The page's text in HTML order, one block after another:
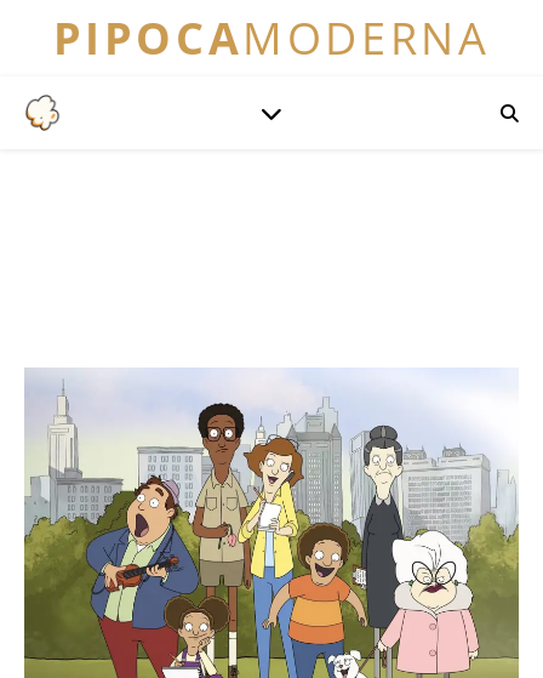
PIPOCAMODERNA